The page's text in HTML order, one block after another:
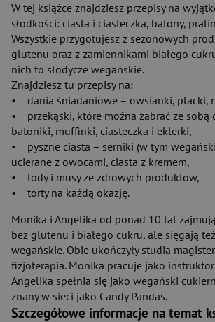
W tej książce znajdziesz przepisy na
słodkości: ciasta i ciasteczka, batony,
Wszystkie przygotujesz z sezonowych
glutenu oraz z zamiennikami białego
nich to słodycze wegańskie.
Znajdziesz tu przepisy na:
• dania śniadaniowe – owsianki, placki,
• przekąski, które można zabrać ze sobą
batoniki, muffinki, ciasteczka i eklerki,
• pyszne ciasta – serniki (w tym
ucierane z owocami, ciasta z kremem,
• lody i musy ze zdrowych produktów,
• torty na każdą okazję.
Monika i Angelika od ponad 10 lat
bez glutenu i białego cukru, ale sięgają
wegańskie. Obie ukończyły studia
fizjoterapia. Monika pracuje jako
Angelika spełnia się jako wegański
znany w sieci jako Candy Pandas.
Szczegółowe informacje na temat